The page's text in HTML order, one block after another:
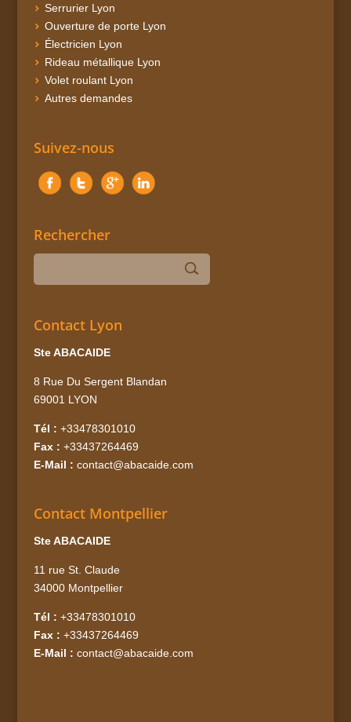
Serrurier Lyon
Ouverture de porte Lyon
Électricien Lyon
Rideau métallique Lyon
Volet roulant Lyon
Autres demandes
Suivez-nous
Rechercher
Contact Lyon
Ste ABACAIDE
8 Rue Du Sergent Blandan
69001 LYON
Tél : +33478301010
Fax : +33437264469
E-Mail : contact@abacaide.com
Contact Montpellier
Ste ABACAIDE
11 rue St. Claude
34000 Montpellier
Tél : +33478301010
Fax : +33437264469
E-Mail : contact@abacaide.com